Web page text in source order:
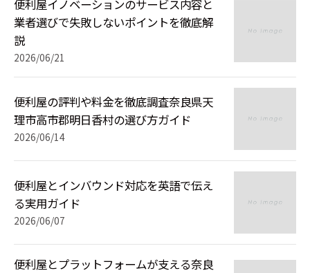
便利屋イノベーションのサービス内容と
業者選びで失敗しないポイントを徹底解
説
2026/06/21
便利屋の評判や料金を徹底調査奈良県天
理市高市郡明日香村の選び方ガイド
2026/06/14
便利屋とインバウンド対応を英語で伝え
る実用ガイド
2026/06/07
便利屋とプラットフォームが支える奈良